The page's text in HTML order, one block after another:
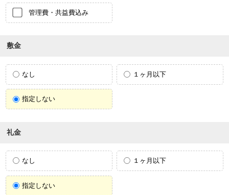
管理費・共益費込み
敷金
なし １ヶ月以下
指定しない
礼金
なし １ヶ月以下
指定しない